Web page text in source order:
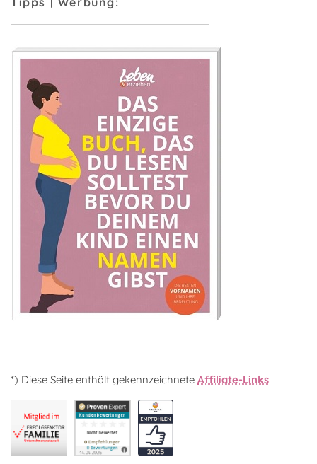
*) Diese Seite enthält gekennzeichnete Affiliate-Links